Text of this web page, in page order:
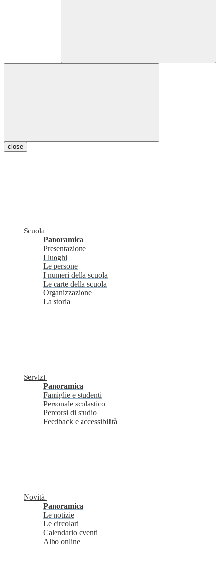
close
Scuola
Panoramica
Presentazione
I luoghi
Le persone
I numeri della scuola
Le carte della scuola
Organizzazione
La storia
Servizi
Panoramica
Famiglie e studenti
Personale scolastico
Percorsi di studio
Feedback e accessibilità
Novità
Panoramica
Le notizie
Le circolari
Calendario eventi
Albo online